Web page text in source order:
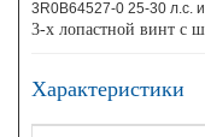
3R0B64527-0 25-30 л.с.
3-х лопастной винт с
Характеристики